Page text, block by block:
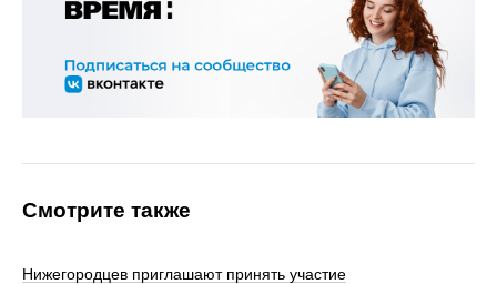
Смотрите также
Нижегородцев приглашают принять участие